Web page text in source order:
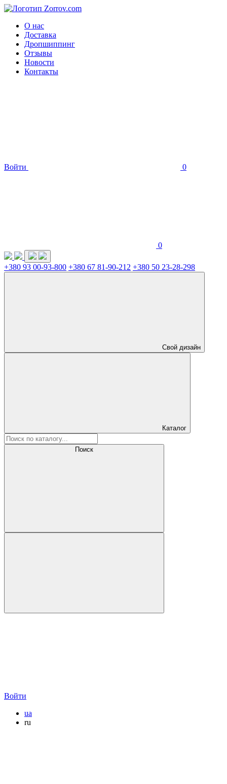
О нас
Доставка
Дропшиппинг
Отзывы
Новости
Контакты
Войти 0
0
+380 93 00-93-800 +380 67 81-90-212 +380 50 23-28-298
Свой дизайн
Каталог
Поиск
Войти
ua
ru